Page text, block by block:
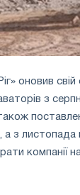
оновив
з
а з
компанії